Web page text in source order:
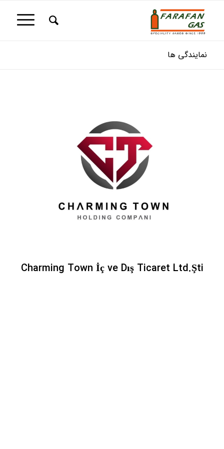
نمایندگی ها
Charming Town İç ve Dış Ticaret Ltd.Şti